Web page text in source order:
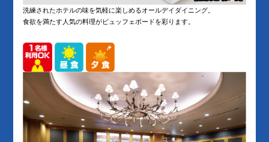
洗練されたホテルの味を気軽に楽しめるオールデイダイニング。
食欲を満たす人気の料理がビュッフェボードを彩ります。